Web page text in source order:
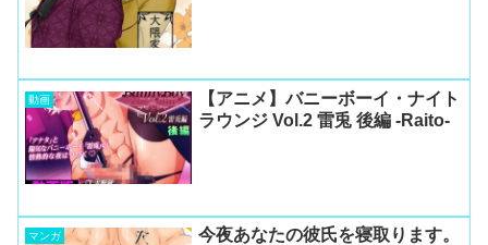
動画
【アニメ】バニーボーイ・ナイト
ラウンジ Vol.2 雷兎 後編 -Raito-
マンガ
今夜あなたの彼氏を寝取ります。